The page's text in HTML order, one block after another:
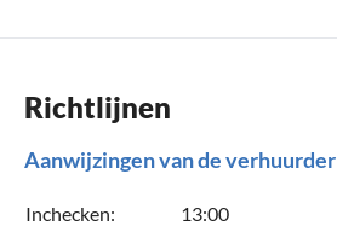
Richtlijnen
Aanwijzingen van de verhuurder
Inchecken:
13:00